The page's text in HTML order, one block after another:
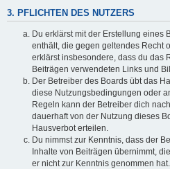
3. PFLICHTEN DES NUTZERS
Du erklärst mit der Erstellung eines
enthält, die gegen geltendes Recht
erklärst insbesondere, dass du das
Beiträgen verwendeten Links und
Der Betreiber des Boards übt das
diese Nutzungsbedingungen oder
Regeln kann der Betreiber dich
dauerhaft von der Nutzung dieses
Hausverbot erteilen.
Du nimmst zur Kenntnis, dass der
Inhalte von Beiträgen übernimmt,
er nicht zur Kenntnis genommen